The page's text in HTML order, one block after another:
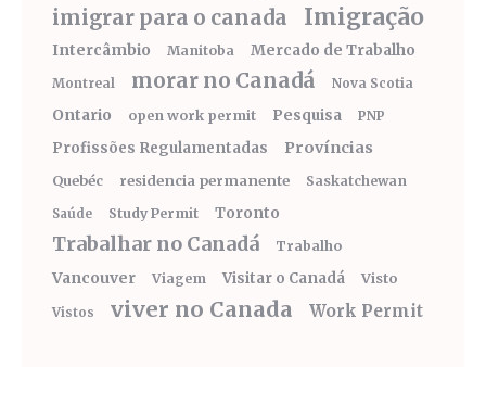
imigrar para o canada Imigração
Intercâmbio Manitoba Mercado de Trabalho
Montreal morar no Canadá Nova Scotia
Ontario open work permit Pesquisa PNP
Profissões Regulamentadas Províncias
Quebéc residencia permanente Saskatchewan
Saúde Study Permit Toronto
Trabalhar no Canadá Trabalho
Vancouver Viagem Visitar o Canadá Visto
Vistos viver no Canada Work Permit